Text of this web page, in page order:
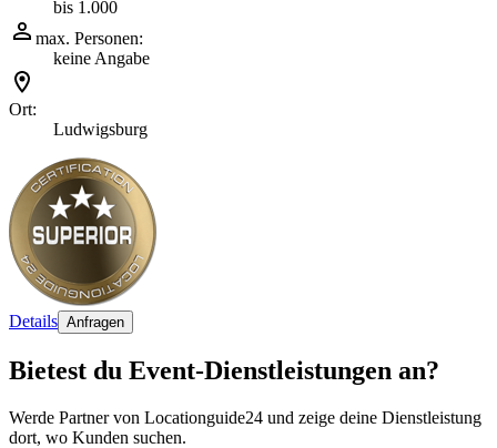
bis 1.000
max. Personen:
keine Angabe
Ort:
Ludwigsburg
Details Anfragen
Bietest du Event-Dienstleistungen an?
Werde Partner von Locationguide24 und zeige deine Dienstleistung
dort, wo Kunden suchen.